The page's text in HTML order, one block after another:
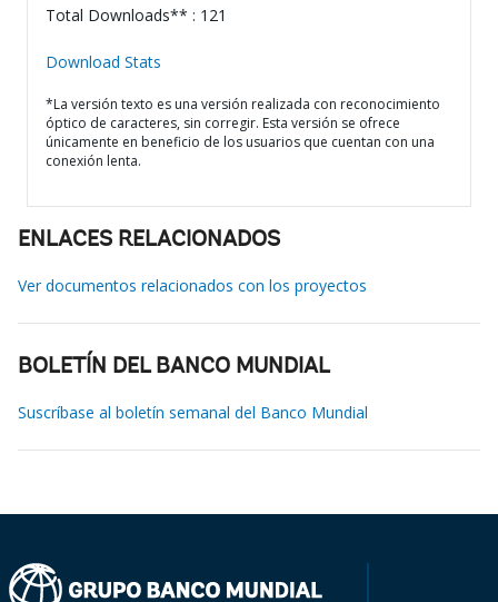
Total Downloads** : 121
Download Stats
*La versión texto es una versión realizada con reconocimiento
óptico de caracteres, sin corregir. Esta versión se ofrece
únicamente en beneficio de los usuarios que cuentan con una
conexión lenta.
ENLACES RELACIONADOS
Ver documentos relacionados con los proyectos
BOLETÍN DEL BANCO MUNDIAL
Suscríbase al boletín semanal del Banco Mundial